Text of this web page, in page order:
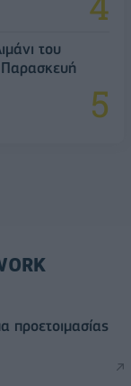
του
Παρασκευή
προετοιμασίας